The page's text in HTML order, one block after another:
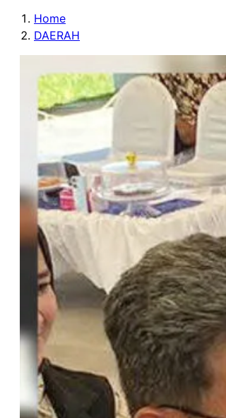
Home
DAERAH